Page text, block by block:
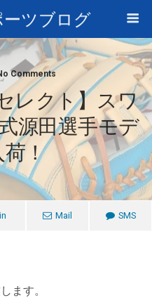
ツブログ
Comments
レクト】スワ
源田選手モデ
荷！
Mail SMS
ます。